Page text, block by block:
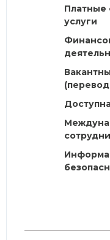
Платные
услуги